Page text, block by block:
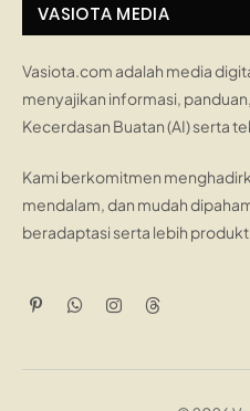
VASIOTA MEDIA
Vasiota.com adalah media
menyajikan informasi,
Kecerdasan Buatan (AI) serta
Kami berkomitmen
mendalam, dan mudah
beradaptasi serta lebih
PinterestWhatsApp
InstagramThreads